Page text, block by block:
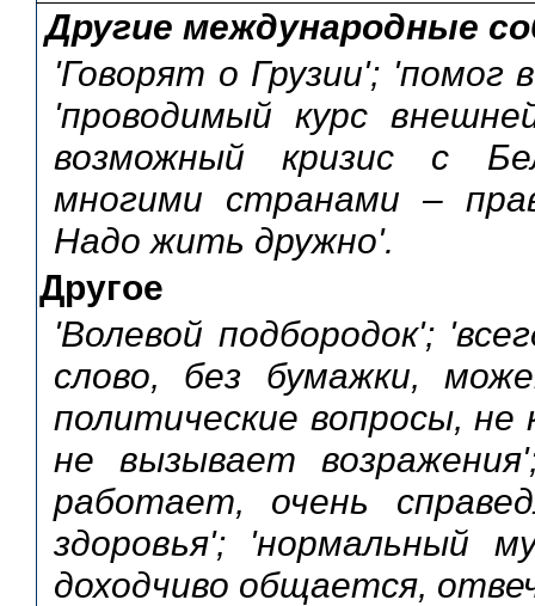
Другие международные
'Говорят о Грузии'; 'помог
'проводимый курс
возможный кризис с
многими странами –
Надо жить дружно'.
Другое
'Волевой подбородок';
слово, без бумажки,
политические вопросы,
не вызывает
работает, очень
здоровья'; 'нормальный
доходчиво общается,